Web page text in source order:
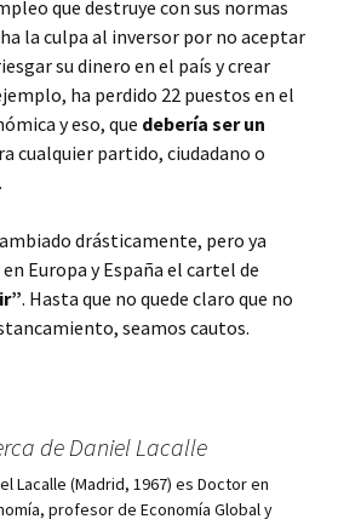
que destruye con sus normas
la culpa al inversor por no aceptar
su dinero en el país y crear
ha perdido 22 puestos en el
y eso, que debería ser un
cualquier partido, ciudadano o
drásticamente, pero ya
Europa y España el cartel de
. Hasta que no quede claro que no
seamos cautos.
de Daniel Lacalle
Lacalle (Madrid, 1967) es Doctor en
profesor de Economía Global y